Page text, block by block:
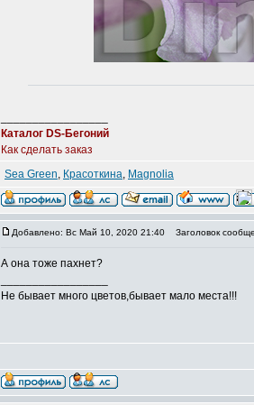
Каталог DS-Бегоний
Как сделать заказ
Sea Green, Красоткина, Magnolia
Добавлено: Вс Май 10, 2020 21:40 Заголовок
А она тоже пахнет?
Не бывает много цветов,бывает мало места!!!